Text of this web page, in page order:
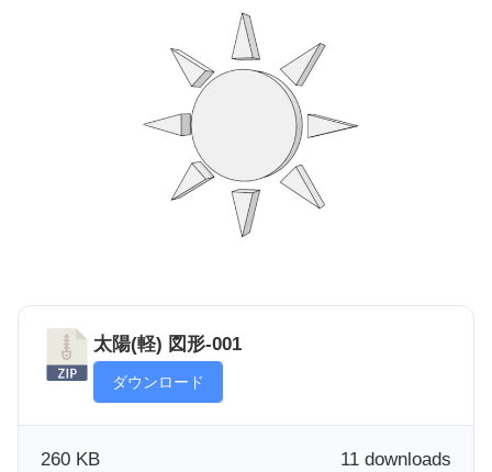
太陽(軽) 図形-001
ダウンロード
11 downloads
260 KB